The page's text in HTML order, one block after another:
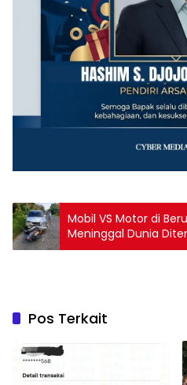
Mobil VS Motor di
Meninggal Dunia
Pos Terkait